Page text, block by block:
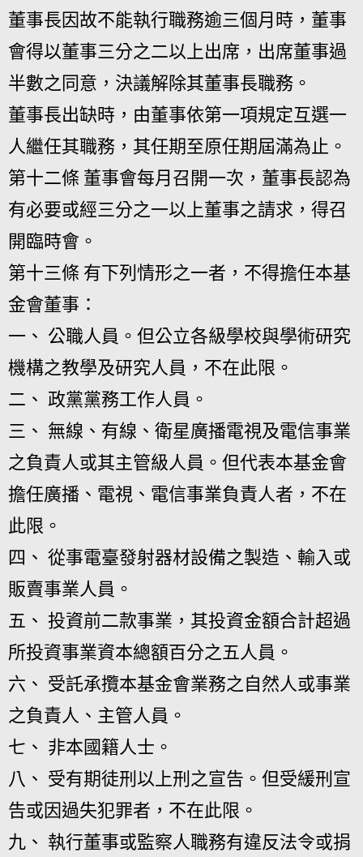
董事長因故不能執行職務逾三個月時，董事
會得以董事三分之二以上出席，出席董事過
半數之同意，決議解除其董事長職務。
董事長出缺時，由董事依第一項規定互選一
人繼任其職務，其任期至原任期屆滿為止。
第十二條 董事會每月召開一次，董事長認為
有必要或經三分之一以上董事之請求，得召
開臨時會。
第十三條 有下列情形之一者，不得擔任本基
金會董事：
一、 公職人員。但公立各級學校與學術研究
機構之教學及研究人員，不在此限。
二、 政黨黨務工作人員。
三、 無線、有線、衛星廣播電視及電信事業
之負責人或其主管級人員。但代表本基金會
擔任廣播、電視、電信事業負責人者，不在
此限。
四、 從事電臺發射器材設備之製造、輸入或
販賣事業人員。
五、 投資前二款事業，其投資金額合計超過
所投資事業資本總額百分之五人員。
六、 受託承攬本基金會業務之自然人或事業
之負責人、主管人員。
七、 非本國籍人士。
八、 受有期徒刑以上刑之宣告。但受緩刑宣
告或因過失犯罪者，不在此限。
九、 執行董事或監察人職務有違反法令或捐